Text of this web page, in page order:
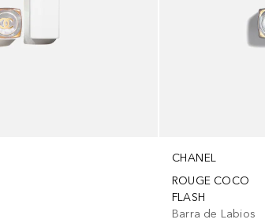
CHANEL
ROUGE COCO
FLASH
Barra de Labios